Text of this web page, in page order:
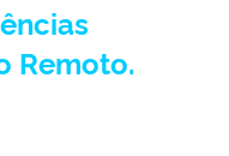
Remoto.